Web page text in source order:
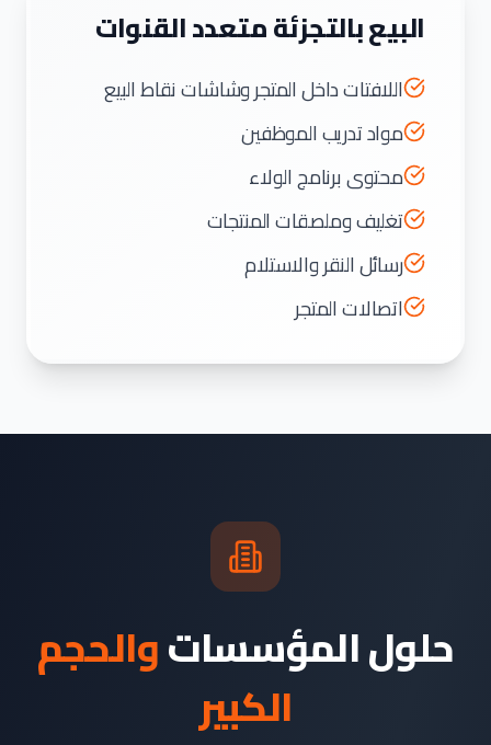
البيع بالتجزئة متعدد القنوات
اللافتات داخل المتجر وشاشات نقاط البيع
مواد تدريب الموظفين
محتوى برنامج الولاء
تغليف وملصقات المنتجات
رسائل النقر والاستلام
اتصالات المتجر
حلول المؤسساتوالحجم
الكبير